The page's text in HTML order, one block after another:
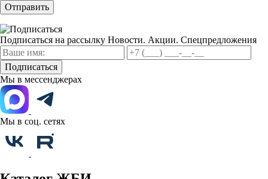
Отправить
Подписаться на рассылку Новости. Акции. Спецпредложения
Подписаться
Мы в мессенджерах
Мы в соц. сетях